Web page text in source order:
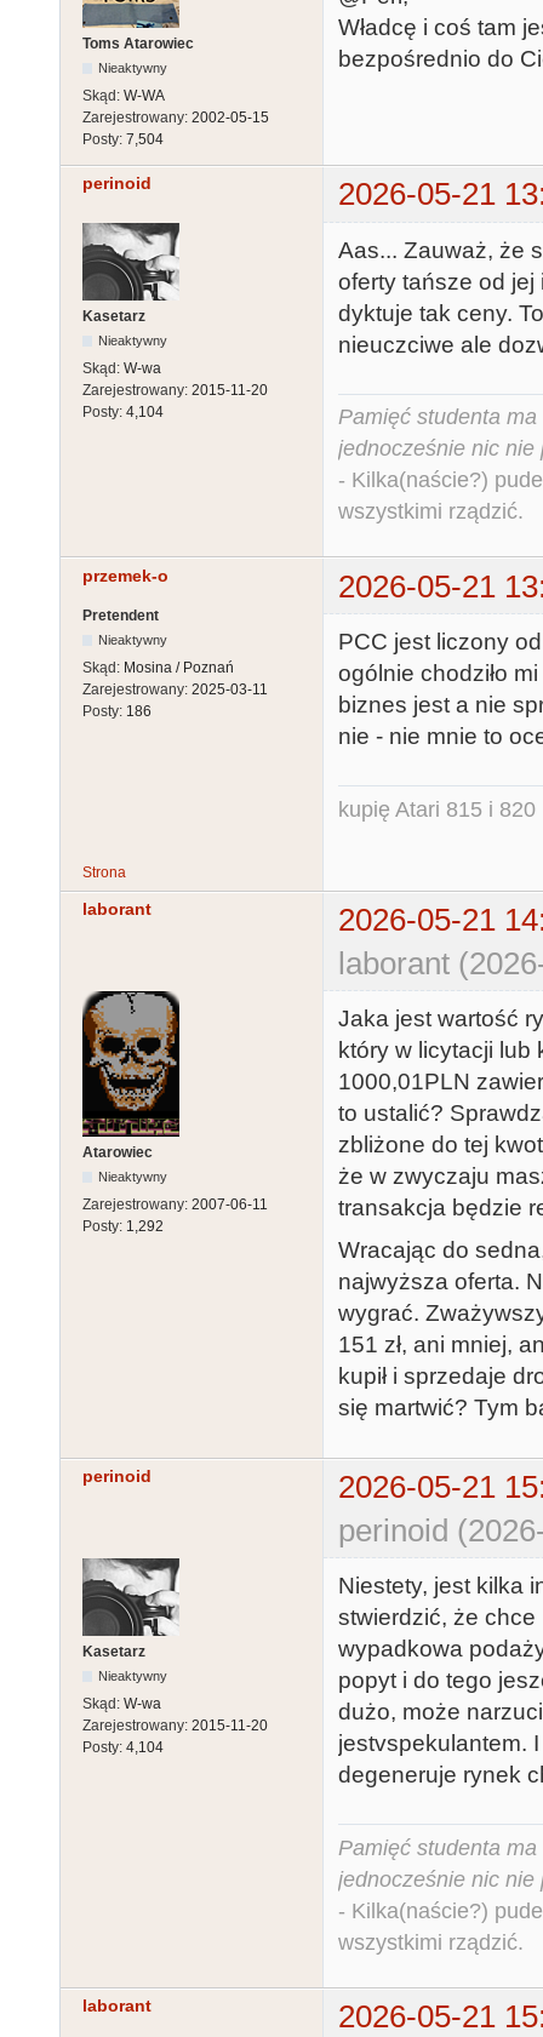
Toms Atarowiec
Nieaktywny
Skąd: W-WA
Zarejestrowany: 2002-05-15
Posty: 7,504
Władcę i coś tam
bezpośrednio do
perinoid 2026-05-21
Kasetarz
Nieaktywny
Skąd: W-wa
Zarejestrowany: 2015-11-20
Posty: 4,104
Aas... Zauważ, że
oferty tańsze od
dyktuje tak ceny.
nieuczciwe ale
Pamięć studenta
jednocześnie nic nie
- Kilka(naście?)
wszystkimi rządzić.
przemek-o 2026-05-21
Pretendent
Nieaktywny
Skąd: Mosina / Poznań
Zarejestrowany: 2025-03-11
Posty: 186
PCC jest liczony
ogólnie chodziło
biznes jest a nie
nie - nie mnie to
kupię Atari 815 i 820
Strona
laborant
2026-05-21
laborant
Atarowiec
Nieaktywny
Zarejestrowany: 2007-06-11
Posty: 1,292
Jaka jest wartość
który w licytacji lub
1000,01PLN
to ustalić?
zbliżone do tej
że w zwyczaju
transakcja będzie
Wracając do
najwyższa oferta.
wygrać.
151 zł, ani mniej,
kupił i sprzedaje
się martwić? Tym
perinoid
2026-05-21
perinoid
Kasetarz
Nieaktywny
Skąd: W-wa
Zarejestrowany: 2015-11-20
Posty: 4,104
Niestety, jest kilka
stwierdzić, że
wypadkowa
popyt i do tego
dużo, może
jestvspekulantem.
degeneruje rynek
Pamięć studenta
jednocześnie nic nie
- Kilka(naście?)
wszystkimi rządzić.
laborant
2026-05-21